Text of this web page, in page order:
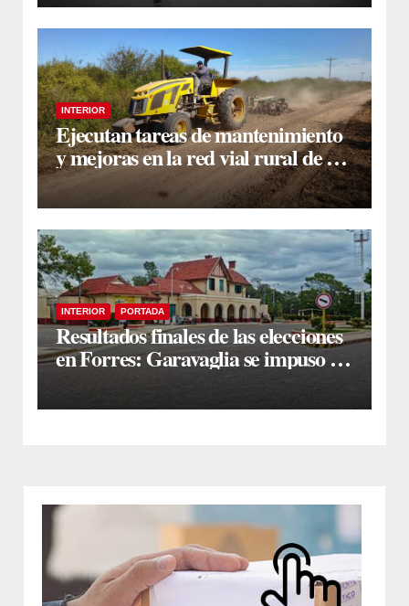
INTERIOR
Ejecutan tareas de mantenimiento
y mejoras en la red vial rural de La
Cañada
INTERIOR PORTADA
Resultados finales de las elecciones
en Forres: Garavaglia se impuso en
un ajustado escrutinio